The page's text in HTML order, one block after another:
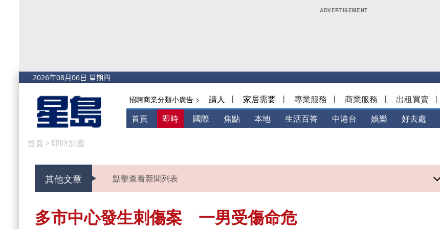
招聘商業分類小廣告 > 請人 | 家居需要 | 專業服務 | 商業服務 | 出租買賣 |
首頁 即時 國際 焦點 本地 生活百答 中港台 娛樂 好去處
首頁 > 即時加國
其他文章 點擊查看新聞列表
多市中心發生刺傷案 一男受傷命危